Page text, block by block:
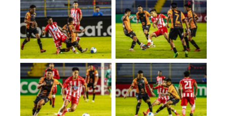
No Caption No Caption
No Caption No Caption